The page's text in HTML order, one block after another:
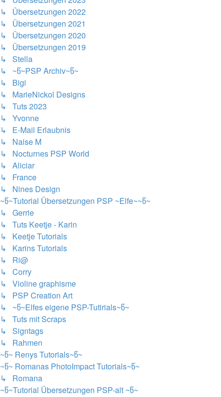
↳ Übersetzungen 2022
↳ Übersetzungen 2021
↳ Übersetzungen 2020
↳ Übersetzungen 2019
↳ Stella
↳ ~წ~PSP Archiv~წ~
↳ Bigi
↳ MarieNickol Designs
↳ Tuts 2023
↳ Yvonne
↳ E-Mail Erlaubnis
↳ Naise M
↳ Nocturnes PSP World
↳ Aliciar
↳ France
↳ Nines Design
~წ~Tutorial Übersetzungen PSP ~Elfe~~წ~
↳ Gerrie
↳ Tuts Keetje - Karin
↳ Keetje Tutorials
↳ Karins Tutorials
↳ Ri@
↳ Corry
↳ Violine graphisme
↳ PSP Creation Art
↳ ~წ~Elfes eigene PSP-Tutirials~წ~
↳ Tuts mit Scraps
↳ Signtags
↳ Rahmen
~წ~ Renys Tutorials~წ~
~წ~ Romanas PhotoImpact Tutorials~წ~
↳ Romana
~წ~Tutorial Übersetzungen PSP-alt ~წ~